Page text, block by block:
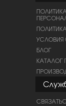
УСЛОВИЯ
БЛОГ
КАТАЛОГ